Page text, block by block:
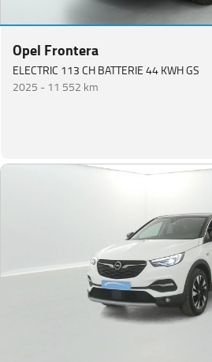
Opel Frontera
ELECTRIC 113 CH BATTERIE 44 KWH GS
2025 - 11 552 km